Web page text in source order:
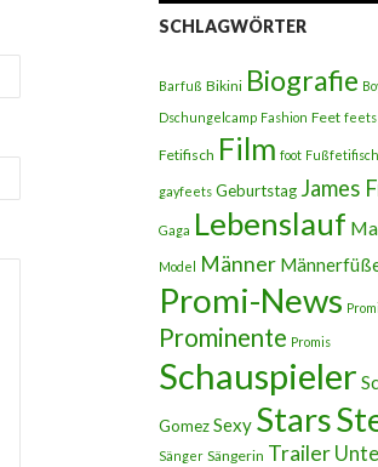
SCHLAGWÖRTER
Barfuß Bikini Biografie
Dschungelcamp Fashion Feet feets
Fetifisch Film foot Fußfetifisch
gayfeets Geburtstag James
Gaga Lebenslauf
Model Männer
Promi-News
Prominente Promis
Schauspieler
GomezSexy Stars
Sänger Sängerin Trailer